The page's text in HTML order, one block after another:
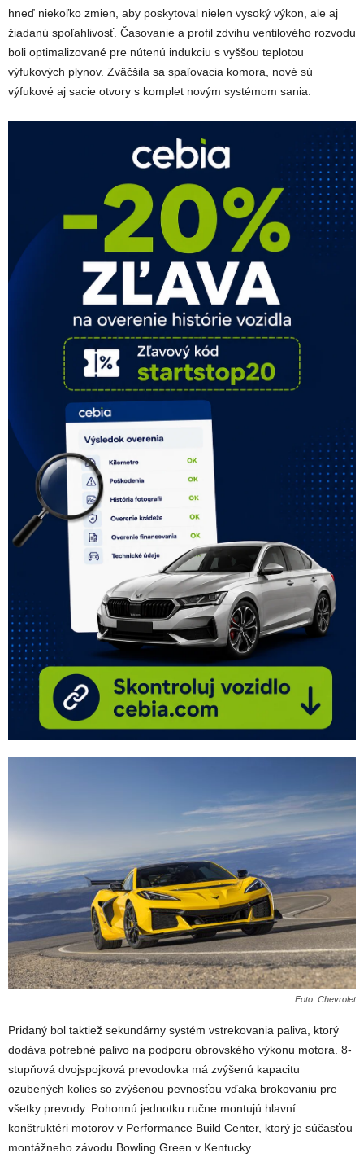
hneď niekoľko zmien, aby poskytoval nielen vysoký výkon, ale aj
žiadanú spoľahlivosť. Časovanie a profil zdvihu ventilového rozvodu
boli optimalizované pre nútenú indukciu s vyššou teplotou
výfukových plynov. Zväčšila sa spaľovacia komora, nové sú
výfukové aj sacie otvory s komplet novým systémom sania.
Foto: Chevrolet
Pridaný bol taktiež sekundárny systém vstrekovania paliva, ktorý
dodáva potrebné palivo na podporu obrovského výkonu motora. 8-
stupňová dvojspojková prevodovka má zvýšenú kapacitu
ozubených kolies so zvýšenou pevnosťou vďaka brokovaniu pre
všetky prevody. Pohonnú jednotku ručne montujú hlavní
konštruktéri motorov v Performance Build Center, ktorý je súčasťou
montážneho závodu Bowling Green v Kentucky.